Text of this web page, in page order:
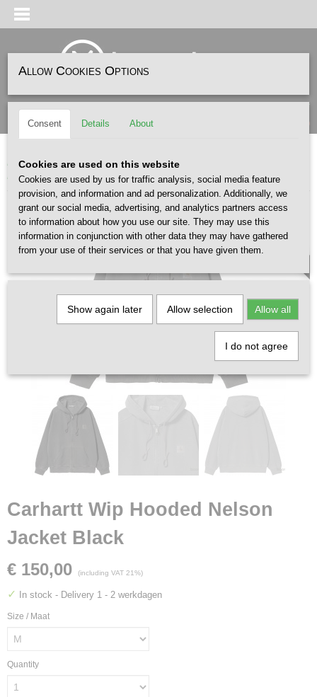
Log in Register SHOPPING CART
(0)
Home>FASHION >CARHARTT WIP>Carhartt Wip Hooded Nelson Jacket
Black
MEN /X
Carhartt Wip Hooded Nelson
Jacket Black
€ 150,00 (including VAT 21%)
✓ In stock - Delivery 1 - 2 werkdagen
Size / Maat
Quantity
Allow Cookies Options
Consent Details About
Cookies are used on this website
Cookies are used by us for traffic analysis, social media feature
provision, and information and ad personalization. Additionally, we
grant our social media, advertising, and analytics partners access
to information about how you use our site. They may use this
information in conjunction with other data they may have gathered
from your use of their services or that you have given them.
Show again later Allow selection Allow all
I do not agree